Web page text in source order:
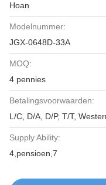
Hoan
Modelnummer:
JGX-0648D-33A
MOQ:
4 pennies
Betalingsvoorwaarden:
L/C, D/A, D/P, T/T,
Supply Ability:
4,pensioen,7